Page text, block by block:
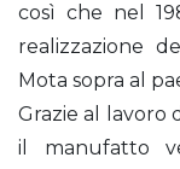
così che nel
realizzazione
Mota sopra al
Grazie al lavoro
il manufatto